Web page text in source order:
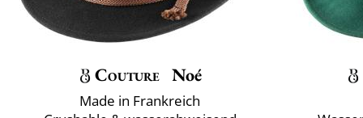
Couture Noé
Made in Frankreich